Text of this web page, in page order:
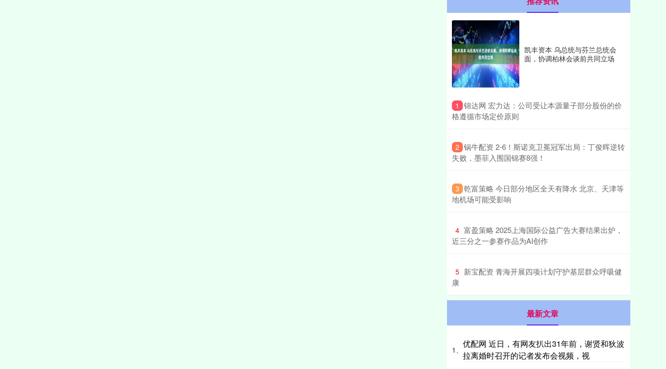
凯丰资本 乌总统与芬兰总统会
面，协调柏林会谈前共同立场
1 ​锦达网 宏力达：公司受让本源量子部分股份的价
格遵循市场定价原则
2 ​锅牛配资 2-6！斯诺克卫冕冠军出局：丁俊晖逆转
失败，墨菲入围国锦赛8强！
3 ​乾富策略 今日部分地区全天有降水 北京、天津等
地机场可能受影响
4 ​富盈策略 2025上海国际公益广告大赛结果出炉，
近三分之一参赛作品为AI创作
5 ​新宝配资 青海开展四项计划守护基层群众呼吸健
康
最新文章
1、
优配网 近日，有网友扒出31年前，谢贤和狄波
拉离婚时召开的记者发布会视频，视